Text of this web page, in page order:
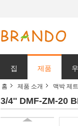
집 제품
홈 제품 소개 맥박 제
3/4'' DMF-ZM-20